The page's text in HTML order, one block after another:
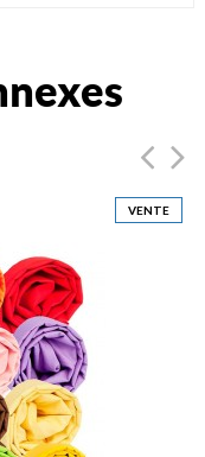
VENTE